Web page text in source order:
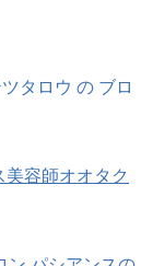
タロウ の ブロ
美容師オオタク